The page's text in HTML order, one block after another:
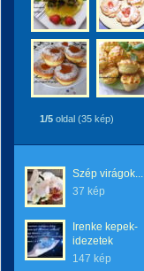
1/5 oldal (35 kép)
Szép virágok...
37 kép
Irenke kepek-
idezetek
147 kép